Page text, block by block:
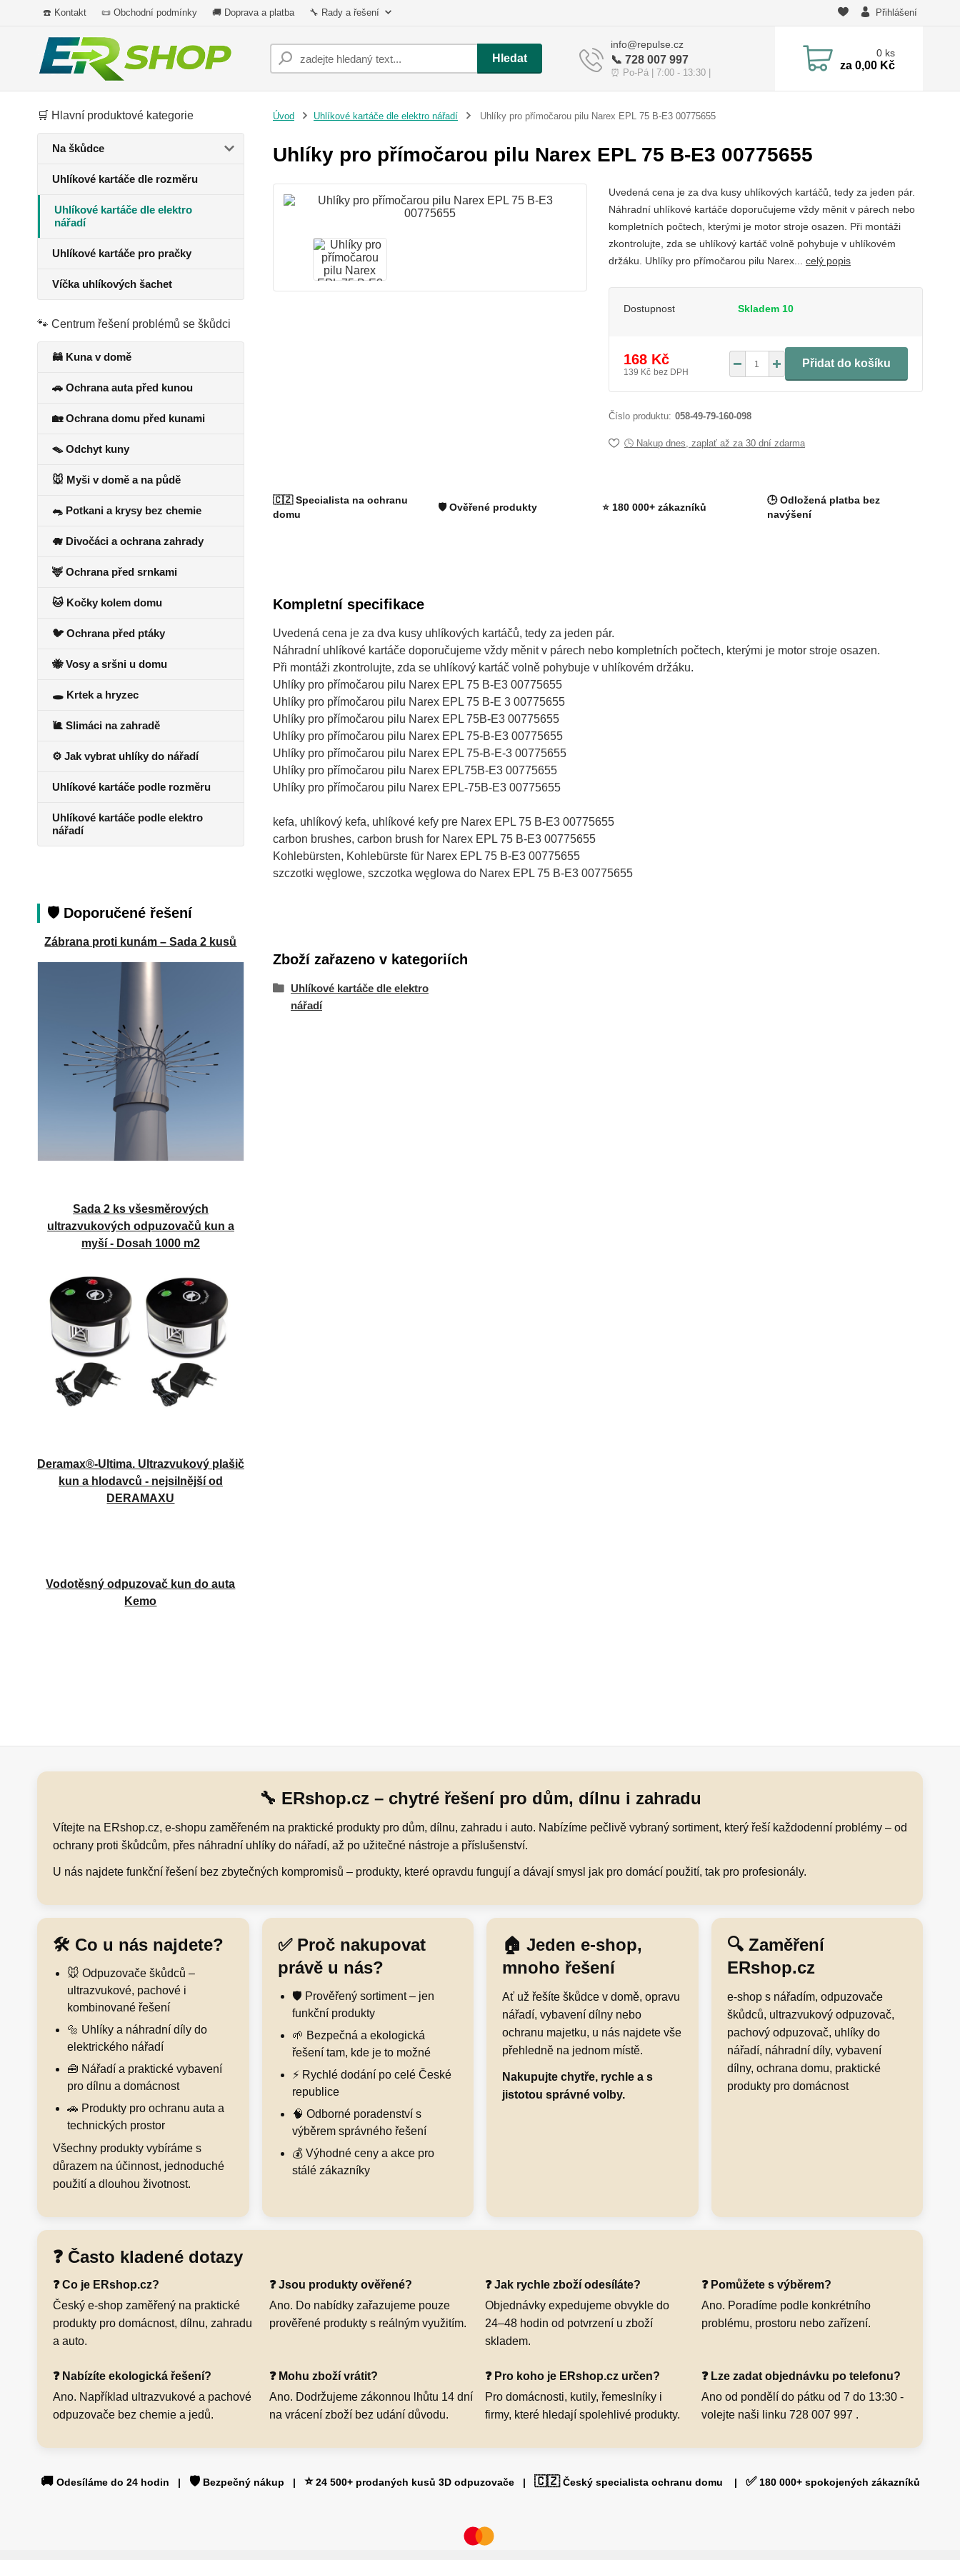
☎️ Kontakt 📜 Obchodní podmínky 🚚 Doprava a platba 🔧 Rady a řešení Přihlášení
Hledat
info@repulse.cz
📞 728 007 997
⏰ Po-Pá | 7:00 - 13:30 |
0 ks
za 0,00 Kč
🛒 Hlavní produktové kategorie
Na škůdce
Uhlíkové kartáče dle rozměru
Uhlíkové kartáče dle elektro
nářadí
Uhlíkové kartáče pro pračky
Víčka uhlíkových šachet
🐾 Centrum řešení problémů se škůdci
🦝 Kuna v domě
🚗 Ochrana auta před kunou
🏡 Ochrana domu před kunami
🪤 Odchyt kuny
🐭 Myši v domě a na půdě
🐀 Potkani a krysy bez chemie
🐗 Divočáci a ochrana zahrady
🦌 Ochrana před srnkami
🐱 Kočky kolem domu
🐦 Ochrana před ptáky
🐝 Vosy a sršni u domu
🕳️ Krtek a hryzec
🐌 Slimáci na zahradě
⚙️ Jak vybrat uhlíky do nářadí
Uhlíkové kartáče podle rozměru
Uhlíkové kartáče podle elektro
nářadí
🛡️ Doporučené řešení
Zábrana proti kunám – Sada 2 kusů
Sada 2 ks všesměrových
ultrazvukových odpuzovačů kun a
myší - Dosah 1000 m2
Deramax®-Ultima. Ultrazvukový plašič
kun a hlodavců - nejsilnější od
DERAMAXU
Vodotěsný odpuzovač kun do auta
Kemo
Úvod Uhlíkové kartáče dle elektro nářadí Uhlíky pro přímočarou pilu Narex EPL 75 B-E3 00775655
Uhlíky pro přímočarou pilu Narex EPL 75 B-E3 00775655
Uvedená cena je za dva kusy uhlíkových kartáčů, tedy za jeden pár.
Náhradní uhlíkové kartáče doporučujeme vždy měnit v párech nebo
kompletních počtech, kterými je motor stroje osazen. Při montáži
zkontrolujte, zda se uhlíkový kartáč volně pohybuje v uhlíkovém
držáku. Uhlíky pro přímočarou pilu Narex... celý popis
Dostupnost Skladem 10
168 Kč
139 Kč bez DPH
Přidat do košíku
Číslo produktu: 058-49-79-160-098
🕒 Nakup dnes, zaplať až za 30 dní zdarma
🇨🇿 Specialista na ochranu
domu
🛡️ Ověřené produkty ⭐ 180 000+ zákazníků
🕒 Odložená platba bez
navýšení
Kompletní specifikace
Uvedená cena je za dva kusy uhlíkových kartáčů, tedy za jeden pár.
Náhradní uhlíkové kartáče doporučujeme vždy měnit v párech nebo kompletních počtech, kterými je motor stroje osazen.
Při montáži zkontrolujte, zda se uhlíkový kartáč volně pohybuje v uhlíkovém držáku.
Uhlíky pro přímočarou pilu Narex EPL 75 B-E3 00775655
Uhlíky pro přímočarou pilu Narex EPL 75 B-E 3 00775655
Uhlíky pro přímočarou pilu Narex EPL 75B-E3 00775655
Uhlíky pro přímočarou pilu Narex EPL 75-B-E3 00775655
Uhlíky pro přímočarou pilu Narex EPL 75-B-E-3 00775655
Uhlíky pro přímočarou pilu Narex EPL75B-E3 00775655
Uhlíky pro přímočarou pilu Narex EPL-75B-E3 00775655
kefa, uhlíkový kefa, uhlíkové kefy pre Narex EPL 75 B-E3 00775655
carbon brushes, carbon brush for Narex EPL 75 B-E3 00775655
Kohlebürsten, Kohlebürste für Narex EPL 75 B-E3 00775655
szczotki węglowe, szczotka węglowa do Narex EPL 75 B-E3 00775655
Zboží zařazeno v kategoriích
Uhlíkové kartáče dle elektro
nářadí
🔧 ERshop.cz – chytré řešení pro dům, dílnu i zahradu
Vítejte na ERshop.cz, e-shopu zaměřeném na praktické produkty pro dům, dílnu, zahradu i auto. Nabízíme pečlivě vybraný sortiment, který řeší každodenní problémy – od
ochrany proti škůdcům, přes náhradní uhlíky do nářadí, až po užitečné nástroje a příslušenství.
U nás najdete funkční řešení bez zbytečných kompromisů – produkty, které opravdu fungují a dávají smysl jak pro domácí použití, tak pro profesionály.
🛠️ Co u nás najdete?
🐭 Odpuzovače škůdců –
ultrazvukové, pachové i
kombinované řešení
🔩 Uhlíky a náhradní díly do
elektrického nářadí
🧰 Nářadí a praktické vybavení
pro dílnu a domácnost
🚗 Produkty pro ochranu auta a
technických prostor
Všechny produkty vybíráme s
důrazem na účinnost, jednoduché
použití a dlouhou životnost.
✅ Proč nakupovat
právě u nás?
🛡️ Prověřený sortiment – jen
funkční produkty
🌱 Bezpečná a ekologická
řešení tam, kde je to možné
⚡ Rychlé dodání po celé České
republice
🧠 Odborné poradenství s
výběrem správného řešení
💰 Výhodné ceny a akce pro
stálé zákazníky
🏠 Jeden e-shop,
mnoho řešení
Ať už řešíte škůdce v domě, opravu
nářadí, vybavení dílny nebo
ochranu majetku, u nás najdete vše
přehledně na jednom místě.
Nakupujte chytře, rychle a s
jistotou správné volby.
🔍 Zaměření
ERshop.cz
e-shop s nářadím, odpuzovače
škůdců, ultrazvukový odpuzovač,
pachový odpuzovač, uhlíky do
nářadí, náhradní díly, vybavení
dílny, ochrana domu, praktické
produkty pro domácnost
❓ Často kladené dotazy
❓ Co je ERshop.cz?
Český e-shop zaměřený na praktické
produkty pro domácnost, dílnu, zahradu
a auto.
❓ Jsou produkty ověřené?
Ano. Do nabídky zařazujeme pouze
prověřené produkty s reálným využitím.
❓ Jak rychle zboží odesíláte?
Objednávky expedujeme obvykle do
24–48 hodin od potvrzení u zboží
skladem.
❓ Pomůžete s výběrem?
Ano. Poradíme podle konkrétního
problému, prostoru nebo zařízení.
❓ Nabízíte ekologická řešení?
Ano. Například ultrazvukové a pachové
odpuzovače bez chemie a jedů.
❓ Mohu zboží vrátit?
Ano. Dodržujeme zákonnou lhůtu 14 dní
na vrácení zboží bez udání důvodu.
❓ Pro koho je ERshop.cz určen?
Pro domácnosti, kutily, řemeslníky i
firmy, které hledají spolehlivé produkty.
❓ Lze zadat objednávku po telefonu?
Ano od pondělí do pátku od 7 do 13:30 -
volejte naši linku 728 007 997 .
🚚Odesíláme do 24 hodin | 🛡️Bezpečný nákup | ⭐24 500+ prodaných kusů 3D odpuzovače | 🇨🇿Český specialista ochranu domu | ✅180 000+ spokojených zákazníků